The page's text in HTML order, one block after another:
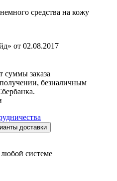
средства на кожу
от 02.08.2017
суммы заказа
безналичным
доставки
системе